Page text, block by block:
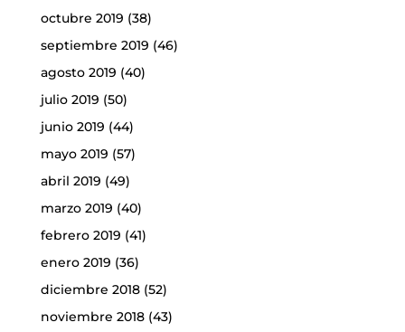
octubre 2019 (38)
septiembre 2019 (46)
agosto 2019 (40)
julio 2019 (50)
junio 2019 (44)
mayo 2019 (57)
abril 2019 (49)
marzo 2019 (40)
febrero 2019 (41)
enero 2019 (36)
diciembre 2018(52)
noviembre 2018(43)